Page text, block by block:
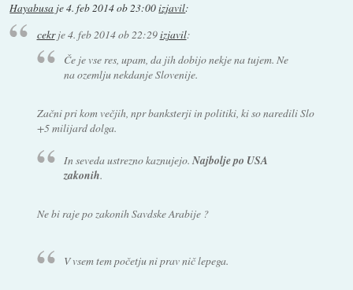
Hayabusa je4. feb 2014 ob 23:00izjavil:
cekrje4. feb 2014 ob 22:29izjavil:
Če je vse res, upam, da jih dobijo nekje na tujem. Ne
na ozemlju nekdanje Slovenije.
Začni pri kom večjih, npr banksterji in politiki, ki so naredili Slo
+5 milijard dolga.
In seveda ustrezno kaznujejo.Najbolje po USA
zakonih.
Ne bi raje po zakonih Savdske Arabije ?
V vsem tem početju ni prav nič lepega.